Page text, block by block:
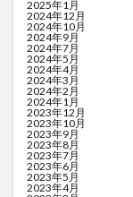
2025年1月
2024年12月
2024年10月
2024年9月
2024年7月
2024年5月
2024年4月
2024年3月
2024年2月
2024年1月
2023年12月
2023年10月
2023年9月
2023年8月
2023年7月
2023年6月
2023年5月
2023年4月